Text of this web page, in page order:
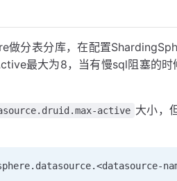
做分表分库，在配置
最大为8，当有慢sql阻塞的
active 大小，